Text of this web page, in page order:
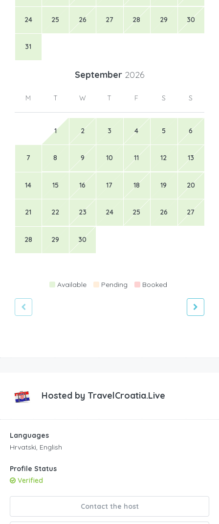
24 25 26 27 28 29 30
31
September 2026
M T W T F S S
1 2 3 4 5 6
7 8 9 10 11 12 13
14 15 16 17 18 19 20
21 22 23 24 25 26 27
28 29 30
Available Pending Booked
Hosted by TravelCroatia.Live
Languages
Hrvatski, English
Profile Status
Verified
Contact the host